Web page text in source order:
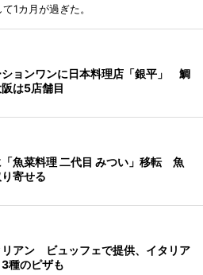
1カ月が過ぎた。
ションワンに日本料理店「銀平」 鯛
は5店舗目
魚菜料理 二代目 みつい」移転 魚
寄せる
リアン ビュッフェで提供、イタリア
種のピザも